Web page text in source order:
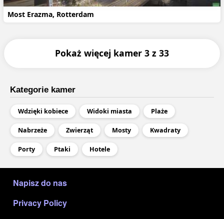
Most Erazma, Rotterdam
Pokaż więcej kamer 3 z 33
Kategorie kamer
Wdzięki kobiece Widoki miasta Plaże
Nabrzeże Zwierząt Mosty Kwadraty
Porty Ptaki Hotele
Napisz do nas
Privacy Policy